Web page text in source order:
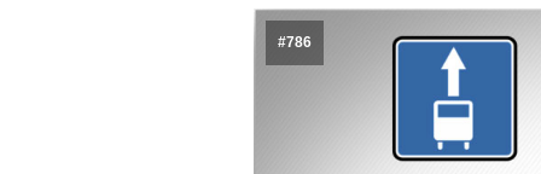
#786